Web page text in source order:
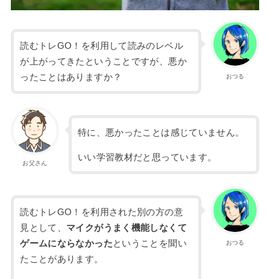
おつる
読むトレGO！を利用して読みのレベル
が上がってきたということですが、悪か
ったことはありますか？
お父さん
特に、悪かったことは感じていません。
いい学習教材だと思っています。
おつる
読むトレGO！を利用された別の方の意
見として、 マイクがうまく機能しなくて
ゲームにならなかったということを聞い
たことがあります。